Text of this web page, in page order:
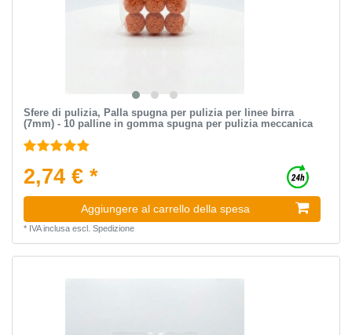
Sfere di pulizia, Palla spugna per pulizia per linee birra
(7mm) - 10 palline in gomma spugna per pulizia meccanica
2,74 € *
Aggiungere al carrello della spesa
* IVA inclusaescl. Spedizione